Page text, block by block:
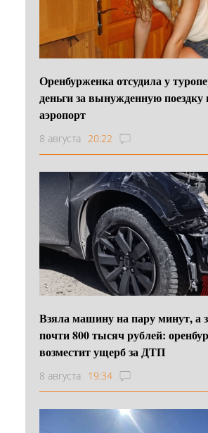
Оренбурженка отсудила у
деньги за вынужденную поездку
аэропорт
8 августа 20:22
Взяла машину на пару минут, а
почти 800 тысяч рублей:
возместит ущерб за ДТП
8 августа 19:34